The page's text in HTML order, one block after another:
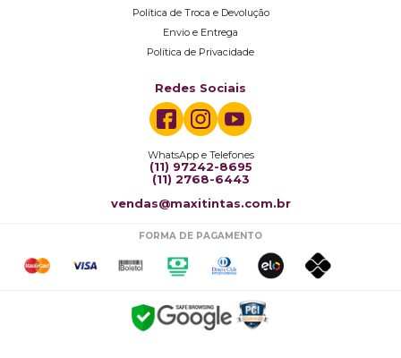
Política de Troca e Devolução
Envio e Entrega
Política de Privacidade
Redes Sociais
WhatsApp e Telefones
(11) 97242-8695
(11) 2768-6443
vendas@maxitintas.com.br
FORMA DE PAGAMENTO